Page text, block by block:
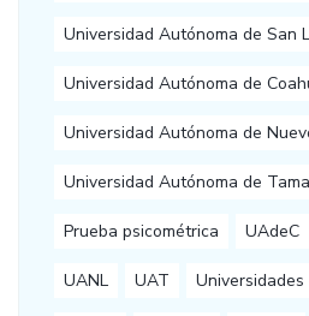
Universidad Autónoma de San
Universidad Autónoma de
Universidad Autónoma de
Universidad Autónoma de
Prueba psicométrica UAdeC
UANL UAT